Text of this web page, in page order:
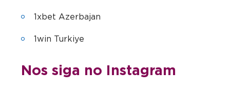
1xbet Azerbajan
1win Turkiye
Nos siga no Instagram